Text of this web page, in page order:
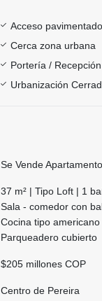
Acceso pavimentado
Cerca zona urbana
Portería / Recepción
Urbanización
Se Vende
37 m² | Tipo Loft | 1
Sala - comedor con
Cocina tipo
Parqueadero cubierto
$205 millones COP
Centro de Pereira